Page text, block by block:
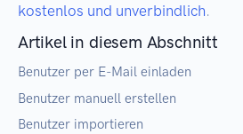
kostenlos und unverbindlich.
Artikel in diesem Abschnitt
Benutzer per E-Mail einladen
Benutzer manuell erstellen
Benutzer importieren